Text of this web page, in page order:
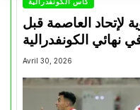
كأس الكونفدرالية
لإتحاد العاصمة قبل
نهائي الكونفدرالية
Avril 30, 2026